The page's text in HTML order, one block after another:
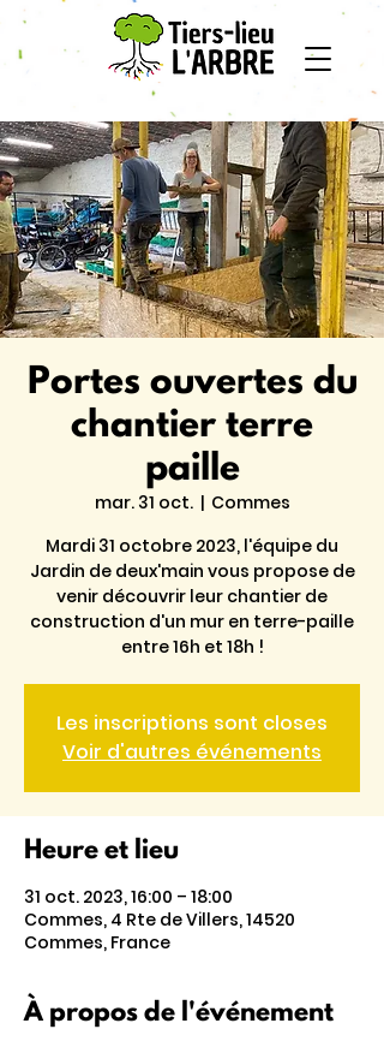
Portes ouvertes du
chantier terre
paille
mar. 31 oct.
  |
Commes
Mardi 31 octobre 2023, l'équipe du
Jardin de deux'main vous propose de
venir découvrir leur chantier de
construction d'un mur en terre-paille
entre 16h et 18h !
Les inscriptions sont closes
Voir d'autres événements
Heure et lieu
31 oct. 2023, 16:00 – 18:00
Commes, 4 Rte de Villers, 14520
Commes, France
À propos de l'événement